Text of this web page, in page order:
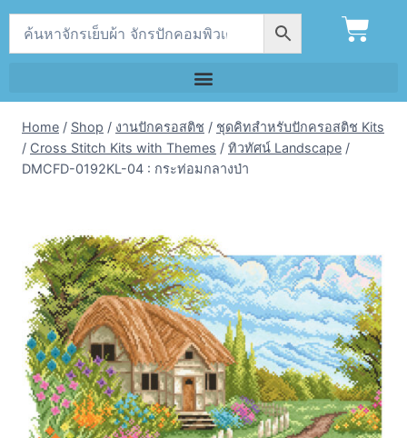
Home / Shop / งานปักครอสติช / ชุดคิทสำหรับปักครอสติช Kits
/ Cross Stitch Kits with Themes / ทิวทัศน์ Landscape /
DMCFD-0192KL-04 : กระท่อมกลางป่า